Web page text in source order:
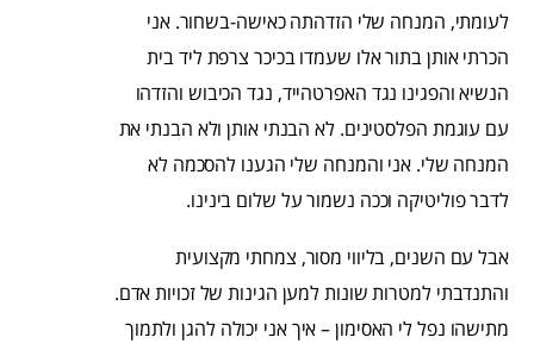
לעומתי, המנחה שלי הזדהתה כאישה-בשחור. אני
הכרתי אותן בתור אלו שעמדו בכיכר צרפת ליד בית
הנשיא והפגינו נגד האפרטהייד, נגד הכיבוש והזדהו
עם עוגמת הפלסטינים. לא הבנתי אותן ולא הבנתי את
המנחה שלי. אני והמנחה שלי הגענו להסכמה לא
לדבר פוליטיקה וככה נשמור על שלום בינינו.
אבל עם השנים, בליווי מסור, צמחתי מקצועית
והתנדבתי למטרות שונות למען הגינות של זכויות אדם.
מתישהו נפל לי האסימון – איך אני יכולה להגן ולתמוך